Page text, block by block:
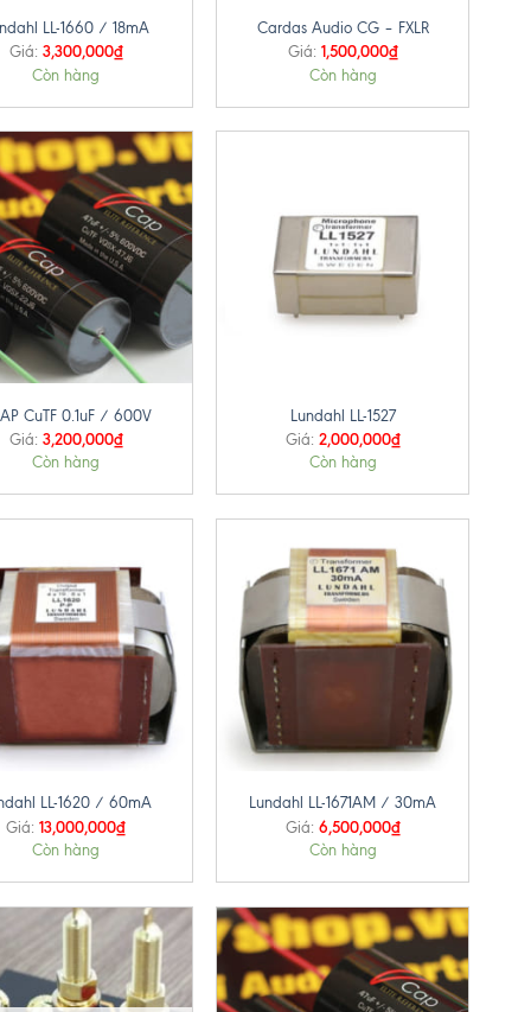
LL-1660 / 18mA
Giá: 3,300,000₫
Còn hàng
Cardas Audio CG – FXLR
Giá: 1,500,000₫
Còn hàng
CuTF 0.1uF / 600V
Giá: 3,200,000₫
Còn hàng
Lundahl LL-1527
Giá: 2,000,000₫
Còn hàng
LL-1620 / 60mA
Giá: 13,000,000₫
Còn hàng
+
Lundahl LL-1671AM / 30mA
Giá: 6,500,000₫
Còn hàng